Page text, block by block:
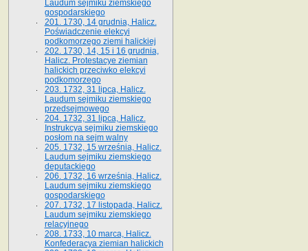
Laudum sejmiku ziemskiego
gospodarskiego
201. 1730, 14 grudnia, Halicz.
Poświadczenie elekcyi
podkomorzego ziemi halickiej
202. 1730, 14, 15 i 16 grudnia,
Halicz. Protestacye ziemian
halickich przeciwko elekcyi
podkomorzego
203. 1732, 31 lipca, Halicz.
Laudum sejmiku ziemskiego
przedsejmowego
204. 1732, 31 lipca, Halicz.
Instrukcya sejmiku ziemskiego
posłom na sejm walny
205. 1732, 15 września, Halicz.
Laudum sejmiku ziemskiego
deputackiego
206. 1732, 16 września, Halicz.
Laudum sejmiku ziemskiego
gospodarskiego
207. 1732, 17 listopada, Halicz.
Laudum sejmiku ziemskiego
relacyjnego
208. 1733, 10 marca, Halicz.
Konfederacya ziemian halickich­